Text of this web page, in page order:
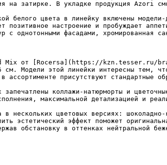
на затирке. В укладке продукция Azori
белого цвета в линейку включены
позитивное настроение и пробуждает
с однотонными фасадами, хромированная
Mix от [Rocersa](https://kzn.tesser.ru/
Модели этой линейки интересны тем,
присутствуют стандартные
запечатлены коллажи-натюрморты и
максимальной детализацией и
в нескольких цветовых версиях:
эстетический эффект поможет
обстановку в оттенках нейтральной